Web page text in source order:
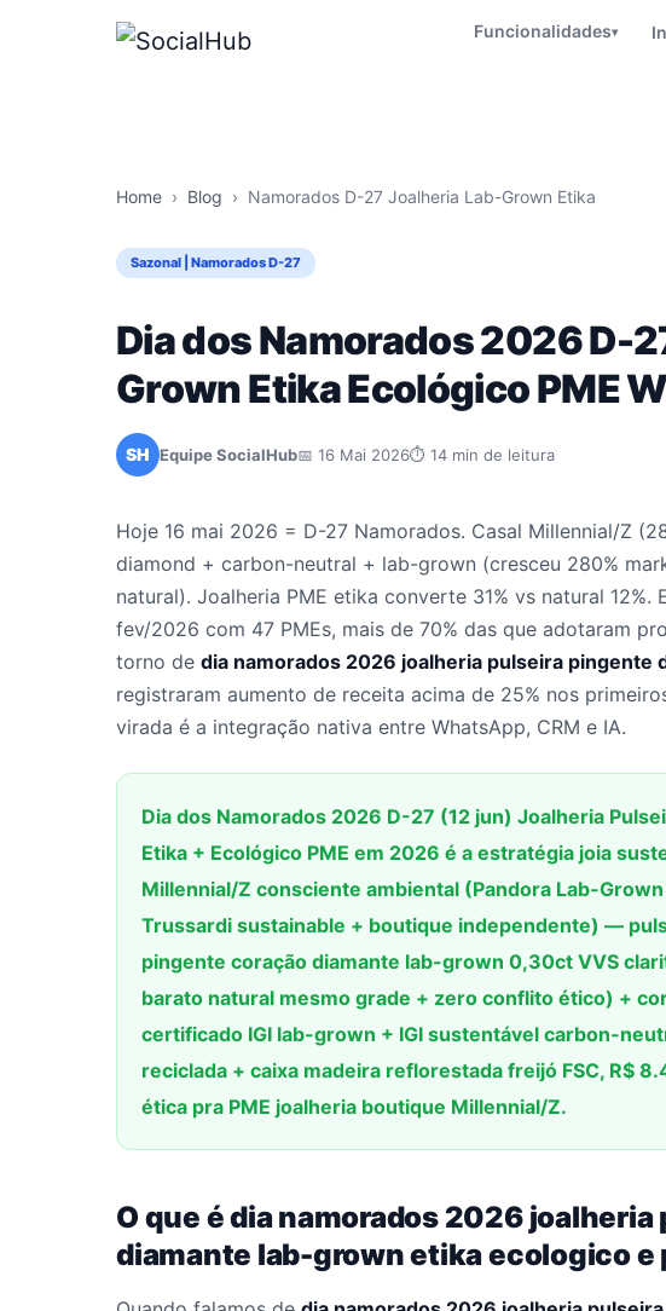
Funcionalidades▾
Home › Blog › Namorados D-27 Joalheria Lab-Grown Etika
Sazonal | Namorados D-27
Dia dos Namorados 2026 D-
Grown Etika Ecológico PME
SH Equipe SocialHub📅 16 Mai 2026⏱ 14 min de leitura
Hoje 16 mai 2026 = D-27 Namorados. Casal Millennial/Z
diamond + carbon-neutral + lab-grown (cresceu 280%
natural). Joalheria PME etika converte 31% vs natural 12%.
fev/2026 com 47 PMEs, mais de 70% das que adotaram
torno de dia namorados 2026 joalheria pulseira
registraram aumento de receita acima de 25% nos
virada é a integração nativa entre WhatsApp, CRM e IA.
Dia dos Namorados 2026 D-27 (12 jun) Joalheria
Etika + Ecológico PME em 2026 é a estratégia joia
Millennial/Z consciente ambiental (Pandora Lab-
Trussardi sustainable + boutique independente) —
pingente coração diamante lab-grown 0,30ct VVS
barato natural mesmo grade + zero conflito ético) +
certificado IGI lab-grown + IGI sustentável carbon-
reciclada + caixa madeira reflorestada freijó FSC, R$
ética pra PME joalheria boutique Millennial/Z.
O que é dia namorados 2026
diamante lab-grown etika ecologico